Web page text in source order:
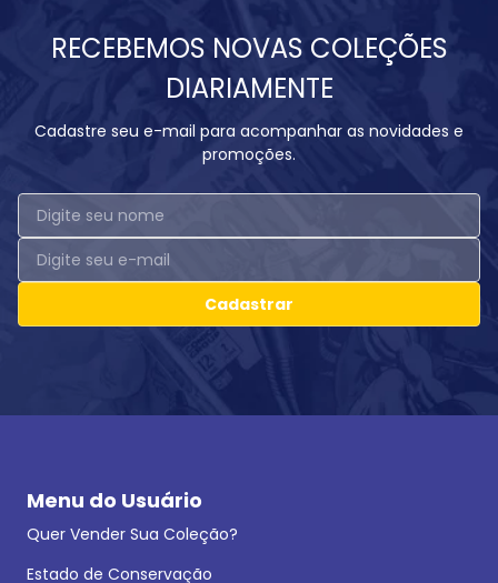
RECEBEMOS NOVAS COLEÇÕES
DIARIAMENTE
Cadastre seu e-mail para acompanhar as novidades e
promoções.
Cadastrar
Menu do Usuário
Quer Vender Sua Coleção?
Estado de Conservação